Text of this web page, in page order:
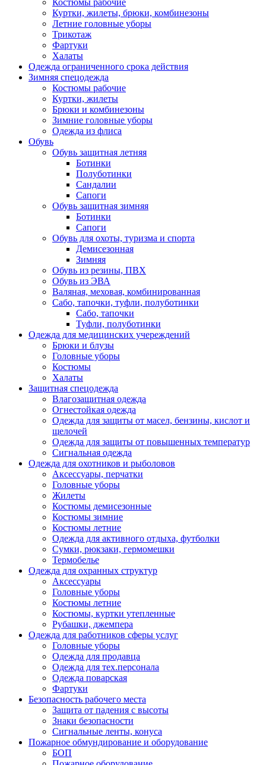
Костюмы рабочие
Куртки, жилеты, брюки, комбинезоны
Летние головные уборы
Трикотаж
Фартуки
Халаты
Одежда ограниченного срока действия
Зимняя спецодежда
Костюмы рабочие
Куртки, жилеты
Брюки и комбинезоны
Зимние головные уборы
Одежда из флиса
Обувь
Обувь защитная летняя
Ботинки
Полуботинки
Сандалии
Сапоги
Обувь защитная зимняя
Ботинки
Сапоги
Обувь для охоты, туризма и спорта
Демисезонная
Зимняя
Обувь из резины, ПВХ
Обувь из ЭВА
Валяная, меховая, комбинированная
Сабо, тапочки, туфли, полуботинки
Сабо, тапочки
Туфли, полуботинки
Одежда для медицинских учереждений
Брюки и блузы
Головные уборы
Костюмы
Халаты
Защитная спецодежда
Влагозащитная одежда
Огнестойкая одежда
Одежда для защиты от масел, бензины, кислот и
щелочей
Одежда для защиты от повышенных температур
Сигнальная одежда
Одежда для охотников и рыболовов
Аксессуары, перчатки
Головные уборы
Жилеты
Костюмы демисезонные
Костюмы зимние
Костюмы летние
Одежда для активного отдыха, футболки
Сумки, рюкзаки, гермомешки
Термобелье
Одежда для охранных структур
Аксессуары
Головные уборы
Костюмы летние
Костюмы, куртки утепленные
Рубашки, джемпера
Одежда для работников сферы услуг
Головные уборы
Одежда для продавца
Одежда для тех.персонала
Одежда поварская
Фартуки
Безопасность рабочего места
Защита от падения с высоты
Знаки безопасности
Сигнальные ленты, конуса
Пожарное обмундирование и оборудование
БОП